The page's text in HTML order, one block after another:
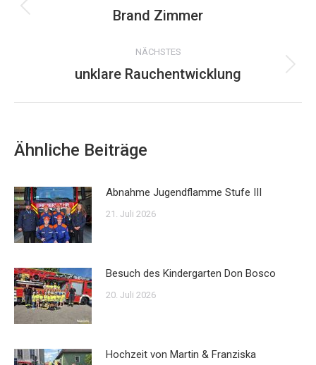
Vorheriger
Brand Zimmer
NÄCHSTES
Nächster
unklare Rauchentwicklung
Ähnliche Beiträge
Abnahme Jugendflamme Stufe III
21. Juli 2026
Besuch des Kindergarten Don Bosco
20. Juli 2026
Hochzeit von Martin & Franziska